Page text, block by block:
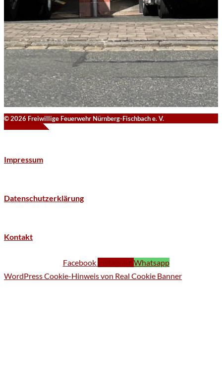
© 2026 Freiwillige Feuerwehr Nürnberg-Fischbach e. V.
Impressum
Datenschutzerklärung
Kontakt
Facebook
Whatsapp
WordPress Cookie-Hinweis von Real Cookie Banner